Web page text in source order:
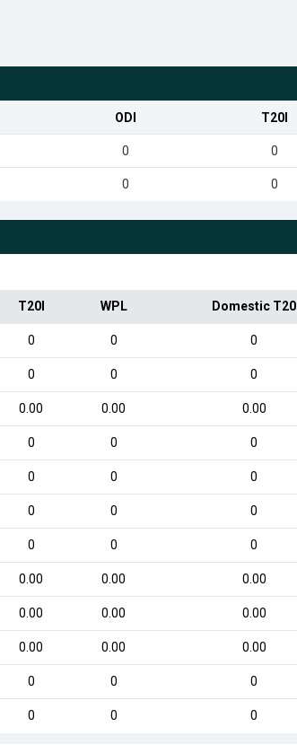
ODI T20I
0 0
0 0
T20I WPL Domestic T20
0 0 0
0 0 0
0.00 0.00 0.00
0 0 0
0 0 0
0 0 0
0 0 0
0.00 0.00 0.00
0.00 0.00 0.00
0.00 0.00 0.00
0 0 0
0 0 0